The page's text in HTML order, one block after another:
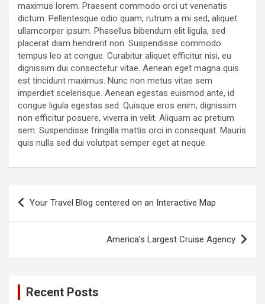
maximus lorem. Praesent commodo orci ut venenatis
dictum. Pellentesque odio quam, rutrum a mi sed, aliquet
ullamcorper ipsum. Phasellus bibendum elit ligula, sed
placerat diam hendrerit non. Suspendisse commodo
tempus leo at congue. Curabitur aliquet efficitur nisi, eu
dignissim dui consectetur vitae. Aenean eget magna quis
est tincidunt maximus. Nunc non metus vitae sem
imperdiet scelerisque. Aenean egestas euismod ante, id
congue ligula egestas sed. Quisque eros enim, dignissim
non efficitur posuere, viverra in velit. Aliquam ac pretium
sem. Suspendisse fringilla mattis orci in consequat. Mauris
quis nulla sed dui volutpat semper eget at neque.
Post
navigation
Your Travel Blog centered on an Interactive Map
America’s Largest Cruise Agency
Recent Posts